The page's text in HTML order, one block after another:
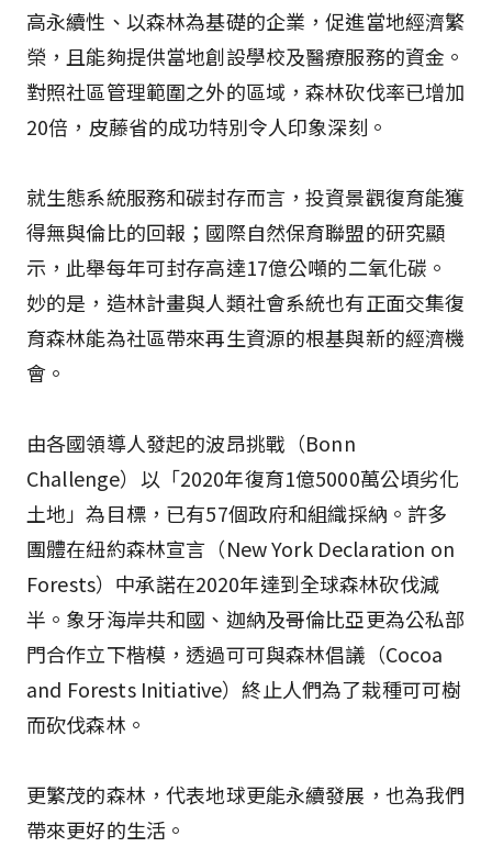
高永續性、以森林為基礎的企業，促進當地經濟繁
榮，且能夠提供當地創設學校及醫療服務的資金。
對照社區管理範圍之外的區域，森林砍伐率已增加
20倍，皮藤省的成功特別令人印象深刻。
就生態系統服務和碳封存而言，投資景觀復育能獲
得無與倫比的回報；國際自然保育聯盟的研究顯
示，此舉每年可封存高達17億公噸的二氧化碳。
妙的是，造林計畫與人類社會系統也有正面交集――復
育森林能為社區帶來再生資源的根基與新的經濟機
會。
由各國領導人發起的波昂挑戰（Bonn
Challenge）以「2020年復育1億5000萬公頃劣化
土地」為目標，已有57個政府和組織採納。許多
團體在紐約森林宣言（New York Declaration on
Forests）中承諾在2020年達到全球森林砍伐減
半。象牙海岸共和國、迦納及哥倫比亞更為公私部
門合作立下楷模，透過可可與森林倡議（Cocoa
and Forests Initiative）終止人們為了栽種可可樹
而砍伐森林。
更繁茂的森林，代表地球更能永續發展，也為我們
帶來更好的生活。